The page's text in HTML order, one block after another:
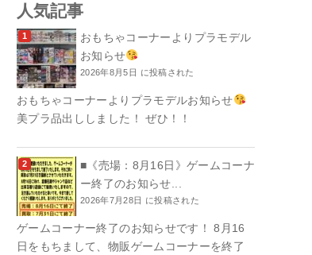
人気記事
おもちゃコーナーよりプラモデル
お知らせ
2026年8月5日 に投稿された
おもちゃコーナーよりプラモデルお知らせ
美プラ品出ししました！ ぜひ！！
■《売場：8月16日》ゲームコーナ
ー終了のお知らせ...
2026年7月28日 に投稿された
ゲームコーナー終了のお知らせです！ 8月16
日をもちまして、物販ゲームコーナーを終了